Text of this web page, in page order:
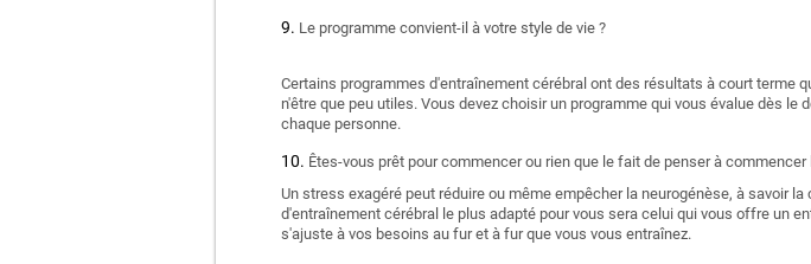
Le programme convient-il à votre style de vie ?
Certains programmes d'entraînement cérébral ont des résultats à court
n'être que peu utiles. Vous devez choisir un programme qui vous évalue dès
chaque personne.
Êtes-vous prêt pour commencer ou rien que le fait de penser à
Un stress exagéré peut réduire ou même empêcher la neurogénèse, à savoir
d'entraînement cérébral le plus adapté pour vous sera celui qui vous offre un
s'ajuste à vos besoins au fur et à fur que vous vous entraînez.